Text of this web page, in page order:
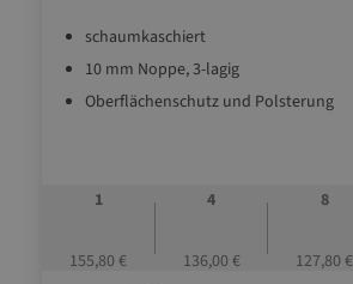
schaumkaschiert
10 mm Noppe, 3-lagig
Oberflächenschutz und Polsterung
1
155,80 €
4
136,00 €
8
127,80 €